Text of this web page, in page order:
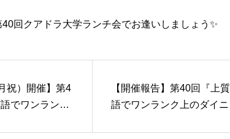
回クアドラ大学ランチ会でお逢いしましょう✨
祝）開催】第4
でワンランク
【開催報告】第40回『上
語でワンランク上のダイニ